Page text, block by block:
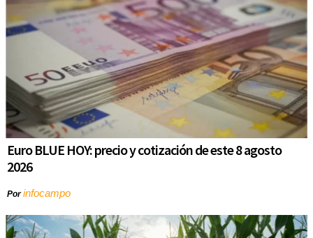
Euro BLUE HOY: precio y cotización de este 8 agosto
2026
Porinfocampo